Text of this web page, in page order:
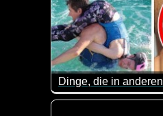
Eine lustige Sache,